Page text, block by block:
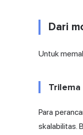
Dari
Untuk
Trilema
Para
skalabilitas.